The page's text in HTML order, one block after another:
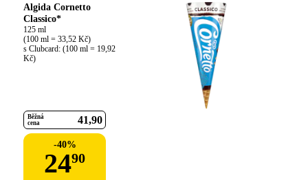
Algida Cornetto
Classico*
125 ml
(100 ml = 33,52 Kč)
s Clubcard: (100 ml = 19,92
Kč)
Běžná
cena
41 90
-40%
2490